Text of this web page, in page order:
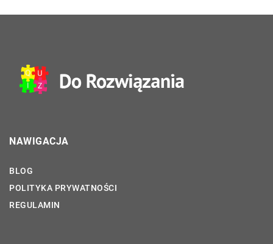
NAWIGACJA
BLOG
POLITYKA PRYWATNOŚCI
REGULAMIN